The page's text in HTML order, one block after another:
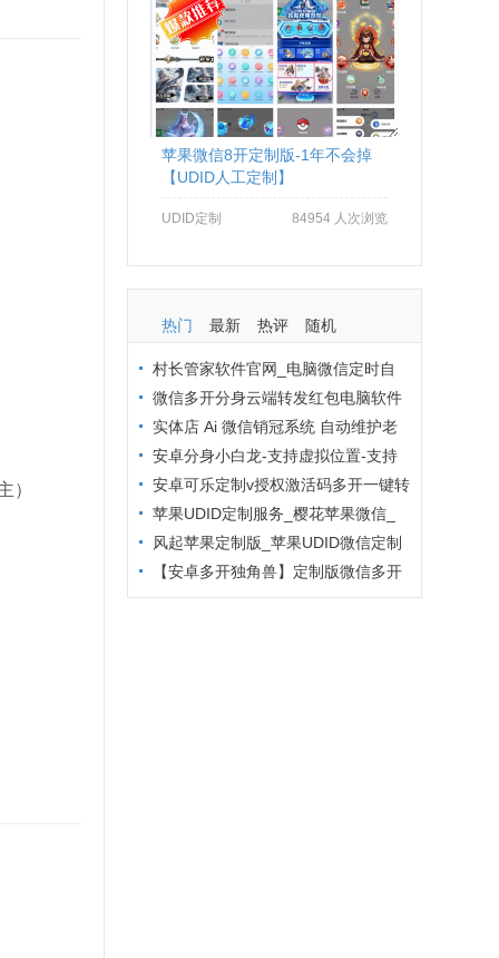
）
苹果微信8开定制版-1年不会掉
【UDID人工定制】
UDID定制 84954 人次浏览
热门 最新 热评 随机
村长管家软件官网_电脑微信定时自
动群发软件_村长管家微信营销
微信多开分身云端转发红包电脑软件
拒绝封号办法：从操作到环境全流程避
坑
实体店 Ai 微信销冠系统 自动维护老
客户 24 小时在线客服解决方案
安卓分身小白龙-支持虚拟位置-支持
主题更换
安卓可乐定制v授权激活码多开一键转
发苹果UDID定制服务_樱花苹果微信_
定制多开专属版本
风起苹果定制版_苹果UDID微信定制
_微信分身定制服务
【安卓多开独角兽】定制版微信多开
防封6.2版本